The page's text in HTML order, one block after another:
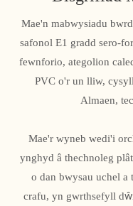
Mae'n mabwysiadu
safonol E1 gradd sero-
fewnforio, ategolion
PVC o'r un lliw,
Almaen,
Mae'r wyneb wedi'i
ynghyd â thechnoleg
o dan bwysau uchel
crafu, yn gwrthsefyll